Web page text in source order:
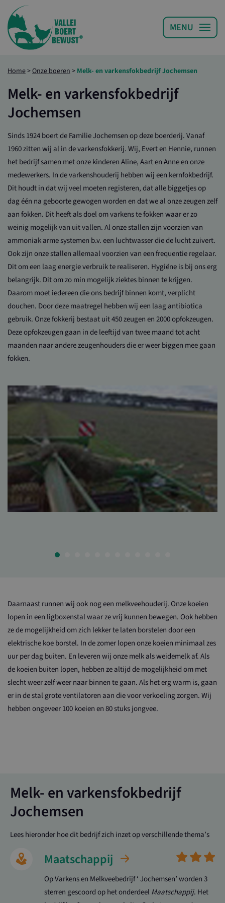
Home>Onze boeren> Melk- en varkensfokbedrijf Jochemsen
Melk- en varkensfokbedrijf
Jochemsen
Sinds 1924 boert de Familie Jochemsen op deze boerderij. Vanaf
1960 zitten wij al in de varkensfokkerij. Wij, Evert en Hennie, runnen
het bedrijf samen met onze kinderen Aline, Aart en Anne en onze
medewerkers. In de varkenshouderij hebben wij een kernfokbedrijf.
Dit houdt in dat wij veel moeten registeren, dat alle biggetjes op
dag één na geboorte gewogen worden en dat we al onze zeugen zelf
aan fokken. Dit heeft als doel om varkens te fokken waar er zo
weinig mogelijk van uit vallen. Al onze stallen zijn voorzien van
ammoniak arme systemen b.v. een luchtwasser die de lucht zuivert.
Ook zijn onze stallen allemaal voorzien van een frequentie regelaar.
Dit om een laag energie verbruik te realiseren. Hygiëne is bij ons erg
belangrijk. Dit om zo min mogelijk ziektes binnen te krijgen.
Daarom moet iedereen die ons bedrijf binnen komt, verplicht
douchen. Door deze maatregel hebben wij een laag antibiotica
gebruik. Onze fokkerij bestaat uit 450 zeugen en 2000 opfokzeugen.
Deze opfokzeugen gaan in de leeftijd van twee maand tot acht
maanden naar andere zeugenhouders die er weer biggen mee gaan
fokken.
Daarnaast runnen wij ook nog een melkveehouderij. Onze koeien
lopen in een ligboxenstal waar ze vrij kunnen bewegen. Ook hebben
ze de mogelijkheid om zich lekker te laten borstelen door een
elektrische koe borstel. In de zomer lopen onze koeien minimaal zes
uur per dag buiten. En leveren wij onze melk als weidemelk af. Als
de koeien buiten lopen, hebben ze altijd de mogelijkheid om met
slecht weer zelf weer naar binnen te gaan. Als het erg warm is, gaan
er in de stal grote ventilatoren aan die voor verkoeling zorgen. Wij
hebben ongeveer 100 koeien en 80 stuks jongvee.
Melk- en varkensfokbedrijf
Jochemsen
Lees hieronder hoe dit bedrijf zich inzet op verschillende thema’s
Maatschappij
Op Varkens en Melkveebedrijf ‘ Jochemsen’ worden 3
sterren gescoord op het onderdeel Maatschappij. Het